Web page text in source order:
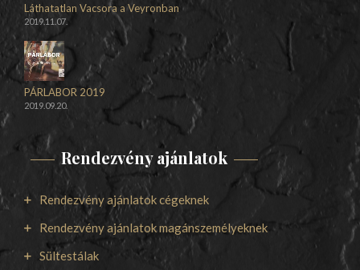
Láthatatlan Vacsora a Veyronban
2019.11.07.
PÁRLABOR 2019
2019.09.20.
Rendezvény ajánlatok
Rendezvény ajánlatok cégeknek
Rendezvény ajánlatok magánszemélyeknek
Sültestálak